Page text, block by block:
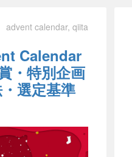
用できるようにな
こちら
ィタ上で
ら aisuggest
を選
通して、エンジニ
ンにしお互いを応
していきたいと考
レンダー結果
さまにご協賛いた
揃いました！
も盛り上がってい
です。
いたスポンサー企
賛いただきありがと
を公開することを
日になります。
advent calendar qiita
Calendar
・特別企画
選定基準